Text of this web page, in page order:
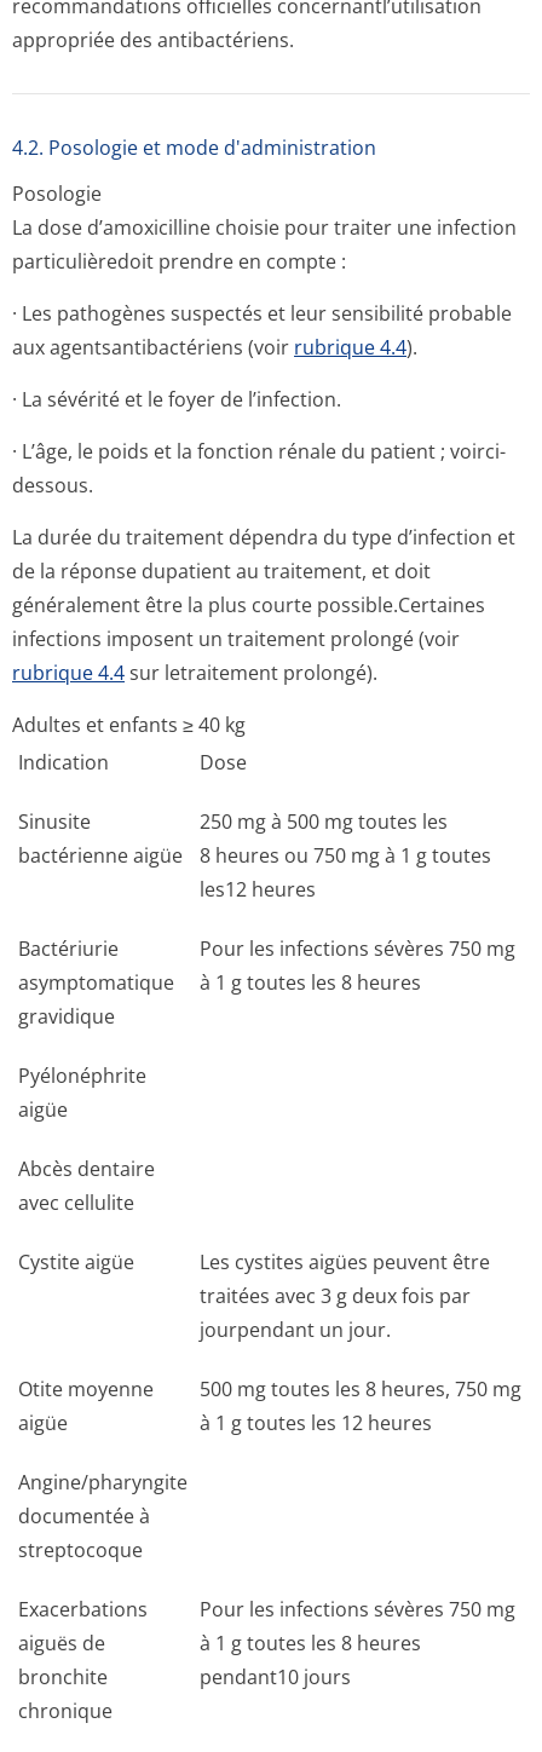
recommandations officielles concernantl’u­tilisation
appropriée des antibactériens.
4.2. Posologie et mode d'administration
Posologie
La dose d’amoxicilline choisie pour traiter une infection
particulièredoit prendre en compte :
· Les pathogènes suspectés et leur sensibilité probable
aux agentsantibac­tériens (voir rubrique 4.4).
· La sévérité et le foyer de l’infection.
· L’âge, le poids et la fonction rénale du patient ; voirci-
dessous.
La durée du traitement dépendra du type d’infection et
de la réponse dupatient au traitement, et doit
généralement être la plus courte possible.Certaines
infections imposent un traitement prolongé (voir
rubrique 4.4sur letraitement prolongé).
Adultes et enfants ≥ 40 kg
Indication
Dose
Sinusite
bactérienne aigüe
250 mg à 500 mg toutes les
8 heures ou 750 mg à 1 g toutes
les12 heures
Bactériurie
asymptomatique
gravidique
Pour les infections sévères 750 mg
à 1 g toutes les 8 heures
Pyélonéphrite
aigüe
Abcès dentaire
avec cellulite
Cystite aigüe
Les cystites aigües peuvent être
traitées avec 3 g deux fois par
jourpendant un jour.
Otite moyenne
aigüe
500 mg toutes les 8 heures, 750 mg
à 1 g toutes les 12 heures
Angine/pharyngite
documentée à
streptocoque
Exacerbations
aiguës de
bronchite
chronique
Pour les infections sévères 750 mg
à 1 g toutes les 8 heures
pendant10 jours